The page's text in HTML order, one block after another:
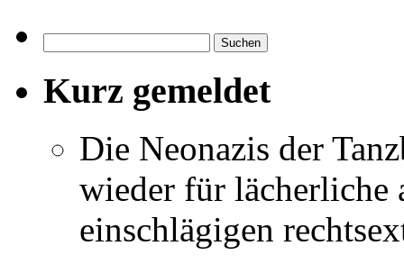
nach:
Kurz gemeldet
Die Neonazis der
wieder für lächerliche
einschlägigen